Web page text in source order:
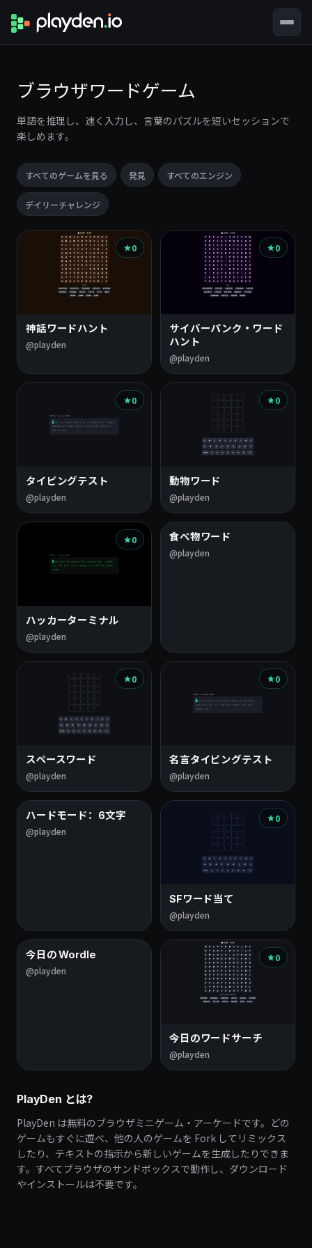
ブラウザワードゲーム
単語を推理し、速く入力し、言葉のパズルを短いセッションで
楽しめます。
すべてのゲームを見る 発見 すべてのエンジン
デイリーチャレンジ
ゲ
一
覧
0
神話ワードハント
@playden
0
サイバーパンク・ワード
ハント
@playden
0
タイピングテスト
@playden
0
動物ワード
@playden
0
ハッカーターミナル
@playden
食べ物ワード
@playden
0
スペースワード
@playden
0
名言タイピングテスト
@playden
ハードモード：6文字
@playden
0
SFワード当て
@playden
今日の Wordle
@playden
0
今日のワードサーチ
@playden
PlayDen とは?
PlayDen は無料のブラウザミニゲーム・アーケードです。どの
ゲームもすぐに遊べ、他の人のゲームを Fork してリミックス
したり、テキストの指示から新しいゲームを生成したりできま
す。すべてブラウザのサンドボックスで動作し、ダウンロード
やインストールは不要です。